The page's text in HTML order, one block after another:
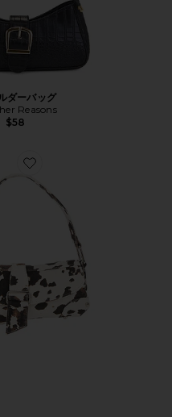
ダーバッグ
Reasons
$58
Favorite ショルダーバッグ